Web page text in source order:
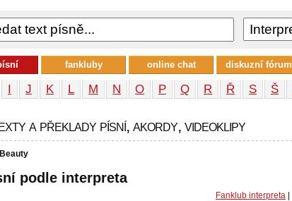
I J K L M N O P Q R Ř S Š
a překlady písní, akordy, videoklipy
podle interpreta
Fanklub interpreta
fankluby online chat diskuzní fórum